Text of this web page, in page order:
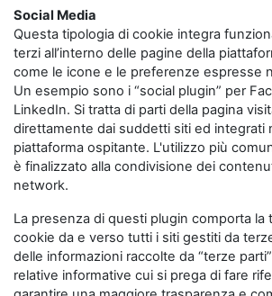
Social Media
Questa tipologia di cookie integra
terzi all’interno delle pagine della
come le icone e le preferenze espresse
Un esempio sono i “social plugin” per
LinkedIn. Si tratta di parti della pagina
direttamente dai suddetti siti ed integrati
piattaforma ospitante. L'utilizzo più
è finalizzato alla condivisione dei
network.
La presenza di questi plugin comporta la
cookie da e verso tutti i siti gestiti da
delle informazioni raccolte da “terze
relative informative cui si prega di fare